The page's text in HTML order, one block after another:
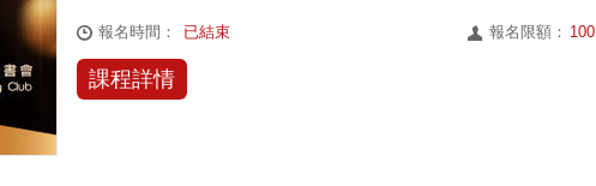
報名時間： 已結束 報名限額： 100
課程詳情